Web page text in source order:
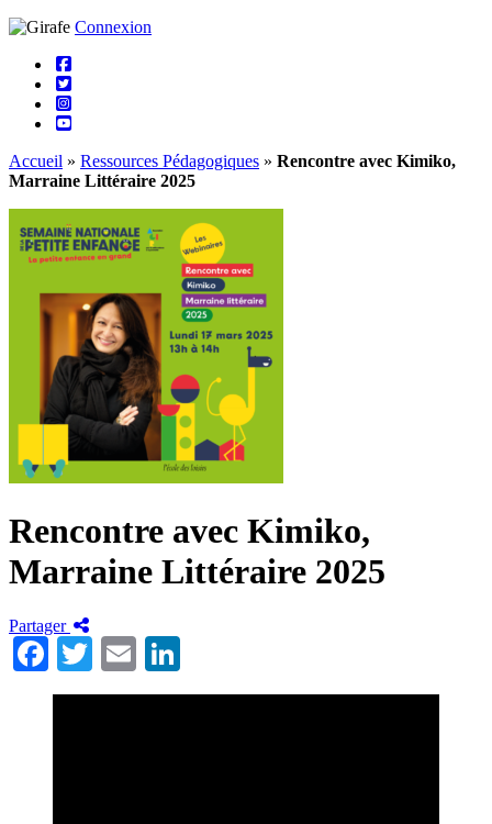
Connexion
Accueil » Ressources Pédagogiques » Rencontre avec Kimiko,
Marraine Littéraire 2025
Rencontre avec Kimiko,
Marraine Littéraire 2025
Partager
Facebook
TwitterEmail